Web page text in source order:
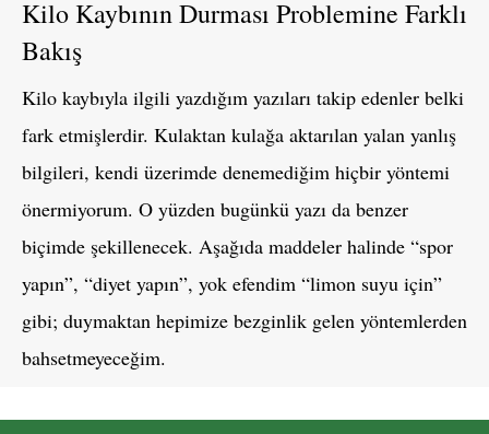
Kilo Kaybının Durması Problemine Farklı
Bakış
Kilo kaybıyla ilgili yazdığım yazıları takip edenler belki
fark etmişlerdir. Kulaktan kulağa aktarılan yalan yanlış
bilgileri, kendi üzerimde denemediğim hiçbir yöntemi
önermiyorum. O yüzden bugünkü yazı da benzer
biçimde şekillenecek. Aşağıda maddeler halinde “spor
yapın”, “diyet yapın”, yok efendim “limon suyu için”
gibi; duymaktan hepimize bezginlik gelen yöntemlerden
bahsetmeyeceğim.